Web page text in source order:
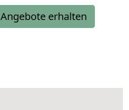
erhalten